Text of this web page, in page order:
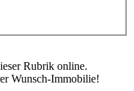
Rubrik online.
Wunsch-Immobilie!